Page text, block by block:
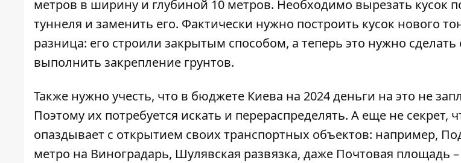
метров в ширину и глубиной 10 метров. Необходимо вырезать кусок
туннеля и заменить его. Фактически нужно построить кусок нового
разница: его строили закрытым способом, а теперь это нужно
выполнить закрепление грунтов.
Также нужно учесть, что в бюджете Киева на 2024 деньги на это не
Поэтому их потребуется искать и перераспределять. А еще не секрет,
опаздывает с открытием своих транспортных объектов: например,
метро на Виноградарь, Шулявская развязка, даже Почтовая площадь